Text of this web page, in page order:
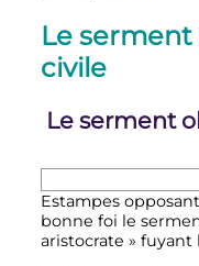
Le
civile
Le serment
Estampes
bonne foi le
aristocrate » fuyant